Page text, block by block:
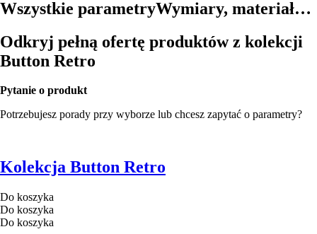
Wszystkie parametryWymiary, materiał…
Odkryj pełną ofertę produktów z kolekcji
Button Retro
Pytanie o produkt
Potrzebujesz porady przy wyborze lub chcesz zapytać o parametry?
Kolekcja Button Retro
Do koszyka
Do koszyka
Do koszyka